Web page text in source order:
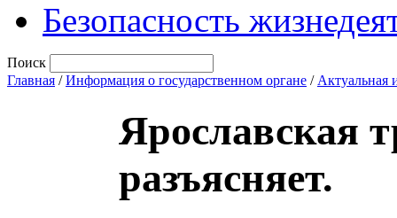
Безопасность
Поиск
Главная /Информация о государственном органе / Актуальная
Ярославская
разъясняет.